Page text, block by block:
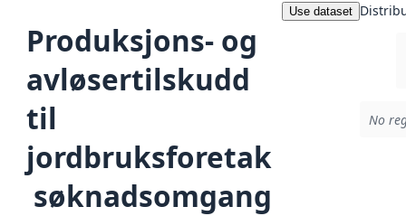
Produksjons- og
avløsertilskudd
til
jordbruksforetak
 søknadsomgang
Use dataset
No